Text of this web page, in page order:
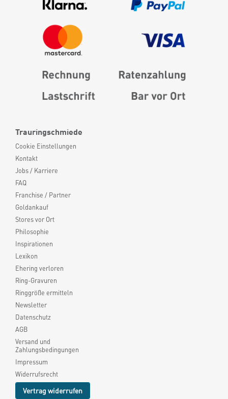
Trauringschmiede
Cookie Einstellungen
Kontakt
Jobs / Karriere
FAQ
Franchise / Partner
Goldankauf
Stores vor Ort
Philosophie
Inspirationen
Lexikon
Ehering verloren
Ring-Gravuren
Ringgröße ermitteln
Newsletter
Datenschutz
AGB
Versand und
Zahlungsbedingungen
Impressum
Widerrufsrecht
Vertrag widerrufen